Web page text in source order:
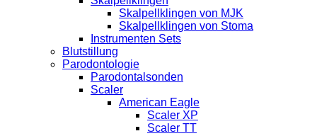
Skalpellklingen von MJK
Skalpellklingen von Stoma
Instrumenten Sets
Blutstillung
Parodontologie
Parodontalsonden
Scaler
American Eagle
Scaler XP
Scaler TT